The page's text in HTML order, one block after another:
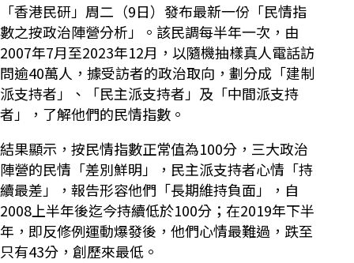
「香港民研」周二（9日）發布最新一份「民情指
數之按政治陣營分析」。該民調每半年一次，由
2007年7月至2023年12月，以隨機抽樣真人電話訪
問逾40萬人，據受訪者的政治取向，劃分成「建制
派支持者」、「民主派支持者」及「中間派支持
者」，了解他們的民情指數。
結果顯示，按民情指數正常值為100分，三大政治
陣營的民情「差別鮮明」，民主派支持者心情「持
續最差」，報告形容他們「長期維持負面」，自
2008上半年後迄今持續低於100分；在2019年下半
年，即反修例運動爆發後，他們心情最難過，跌至
只有43分，創歷來最低。